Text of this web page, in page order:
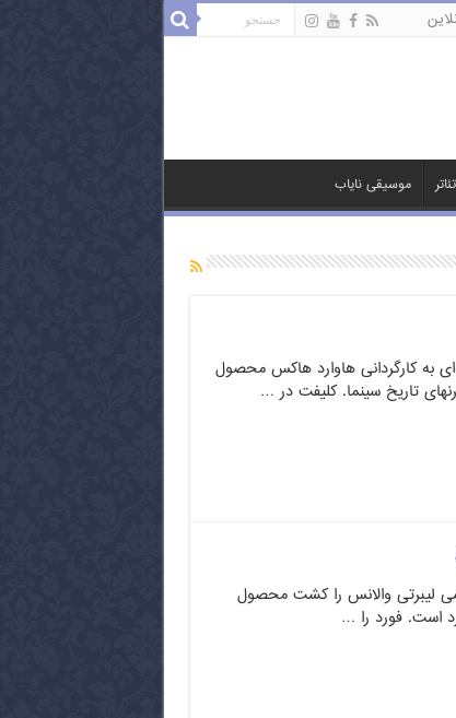
موسیقی نایاب
فیلمی ۱۳۳ دقیقه‌ای به کارگردانی هاوارد هاکس محصول
لیبرتی والانس را کشت محصول